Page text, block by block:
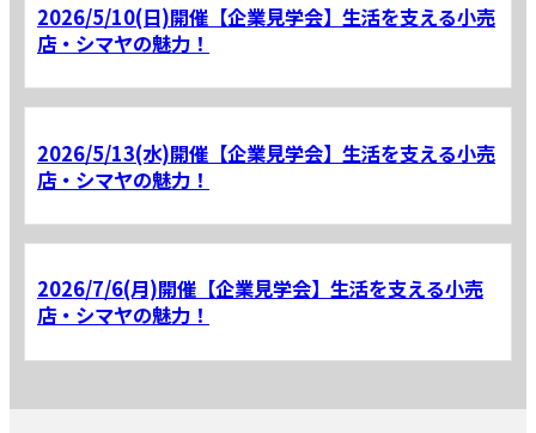
2026/5/10(日)開催【企業見学会】生活を支える小売
店・シマヤの魅力！
2026/5/13(水)開催【企業見学会】生活を支える小売
店・シマヤの魅力！
2026/7/6(月)開催【企業見学会】生活を支える小売
店・シマヤの魅力！